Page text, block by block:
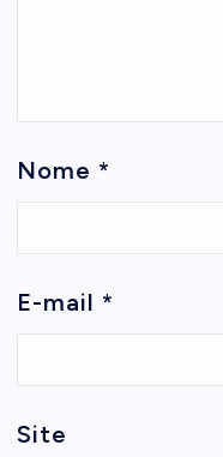
Nome *
E-mail *
Site